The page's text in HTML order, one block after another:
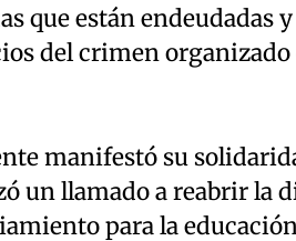
que están endeudadas
del crimen organizado
manifestó su
un llamado a reabrir la
para la